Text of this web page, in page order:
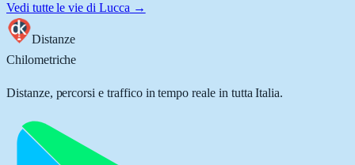
Vedi tutte le vie di Lucca →
Distanze
Chilometriche
Distanze, percorsi e traffico in tempo reale in tutta Italia.